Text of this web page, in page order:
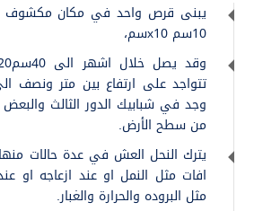
يبنى قرص واحد في مكان مكشوف
10سم x10سم،
من سطح الأرض.
يترك النحل العش في عدة حالات
افات مثل النمل او عند ازعاجه او
مثل البروده والحرارة والغبار.